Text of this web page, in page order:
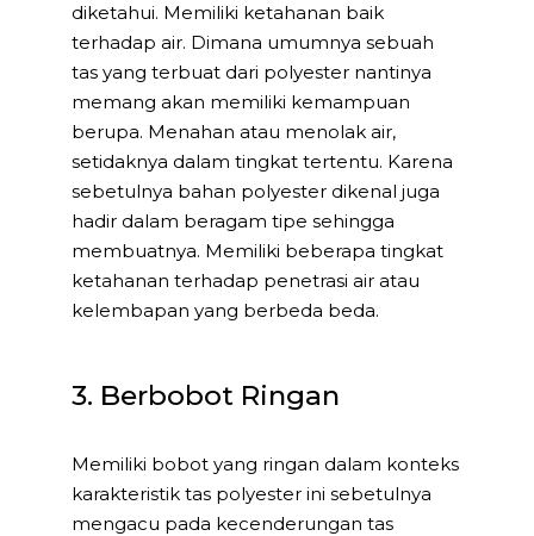
diketahui. Memiliki ketahanan baik
terhadap air. Dimana umumnya sebuah
tas yang terbuat dari polyester nantinya
memang akan memiliki kemampuan
berupa. Menahan atau menolak air,
setidaknya dalam tingkat tertentu. Karena
sebetulnya bahan polyester dikenal juga
hadir dalam beragam tipe sehingga
membuatnya. Memiliki beberapa tingkat
ketahanan terhadap penetrasi air atau
kelembapan yang berbeda beda.
3. Berbobot Ringan
Memiliki bobot yang ringan dalam konteks
karakteristik tas polyester ini sebetulnya
mengacu pada kecenderungan tas